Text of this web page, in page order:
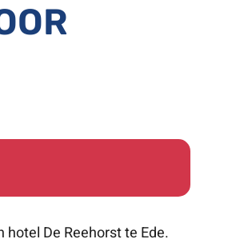
De Reehorst te Ede.